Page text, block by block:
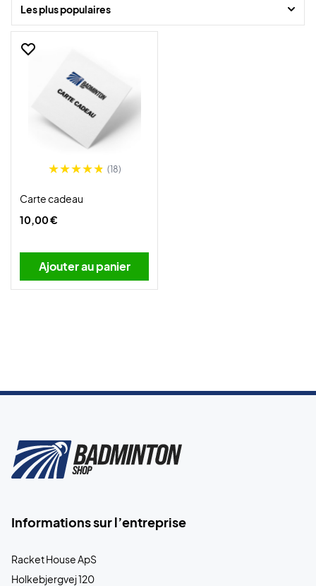
destinataire peut choisir exactement l’équipement qui lui convient.
Les plus populaires
(18)
Carte cadeau
10,00 €
Ajouter au panier
Informations sur l’entreprise
Racket House ApS
Holkebjergvej 120